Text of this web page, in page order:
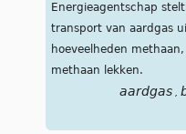
Energieagentschap
transport van aardgas
hoeveelheden
methaan lekken.
aardgas